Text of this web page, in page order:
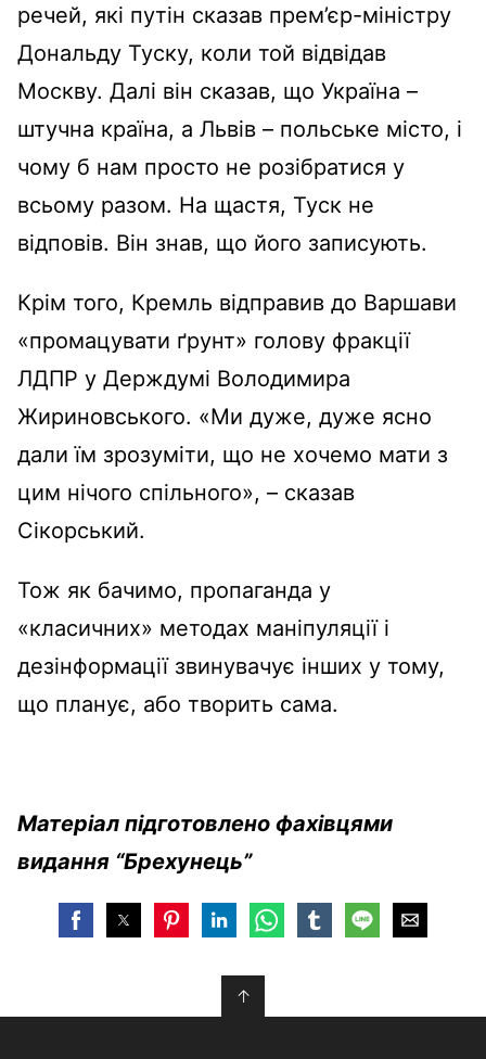
речей, які путін сказав прем’єр-міністру
Дональду Туску, коли той відвідав
Москву. Далі він сказав, що Україна –
штучна країна, а Львів – польське місто, і
чому б нам просто не розібратися у
всьому разом. На щастя, Туск не
відповів. Він знав, що його записують.
Крім того, Кремль відправив до Варшави
«промацувати ґрунт» голову фракції
ЛДПР у Держдумі Володимира
Жириновського. «Ми дуже, дуже ясно
дали їм зрозуміти, що не хочемо мати з
цим нічого спільного», – сказав
Сікорський.
Тож як бачимо, пропаганда у
«класичних» методах маніпуляції і
дезінформації звинувачує інших у тому,
що планує, або творить сама.
Матеріал підготовлено фахівцями
видання “Брехунець”
↑